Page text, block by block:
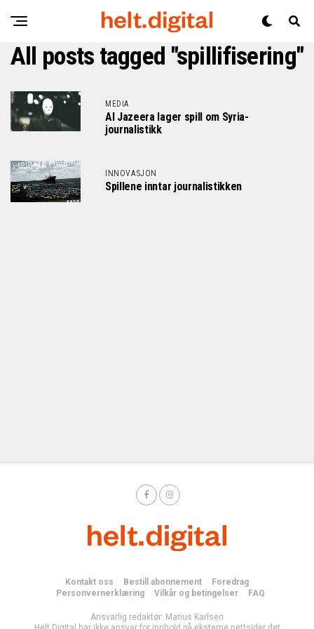
All posts tagged "spillifisering"
MEDIA
Al Jazeera lager spill om Syria-
journalistikk
INNOVASJON
Spillene inntar journalistikken
Kontakt oss Bestill abonnement
Foredrag
Personvernerklæring
Vilkår og betingelser FAQ
Ansvarlig redaktør: Marius Karlsen